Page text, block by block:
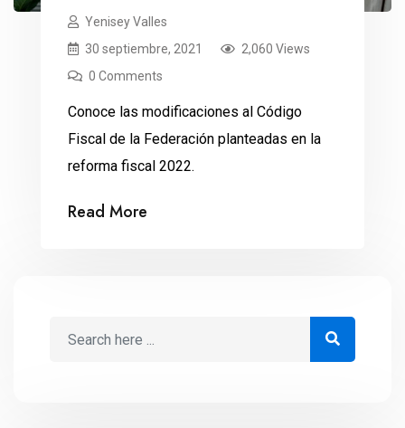
fiscal 2022
Yenisey Valles
30 septiembre, 2021
2,060 Views
0 Comments
Conoce las modificaciones al Código
Fiscal de la Federación planteadas en la
reforma fiscal 2022.
Read More